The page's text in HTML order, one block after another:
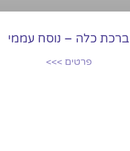
ברכת כלה – נוסח עממי
פרטים >>>